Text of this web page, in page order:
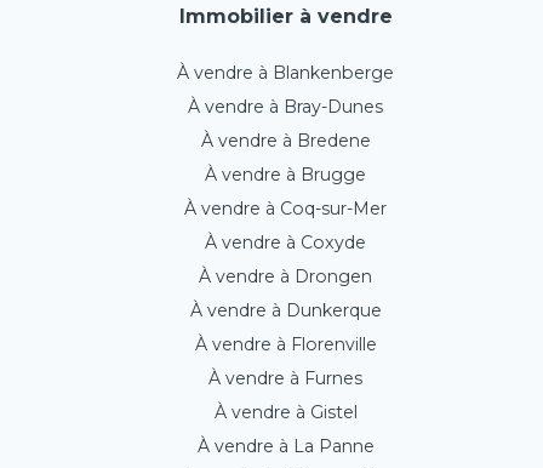
Immobilier à vendre
À vendre à Blankenberge
À vendre à Bray-Dunes
À vendre à Bredene
À vendre à Brugge
À vendre à Coq-sur-Mer
À vendre à Coxyde
À vendre à Drongen
À vendre à Dunkerque
À vendre à Florenville
À vendre à Furnes
À vendre à Gistel
À vendre à La Panne